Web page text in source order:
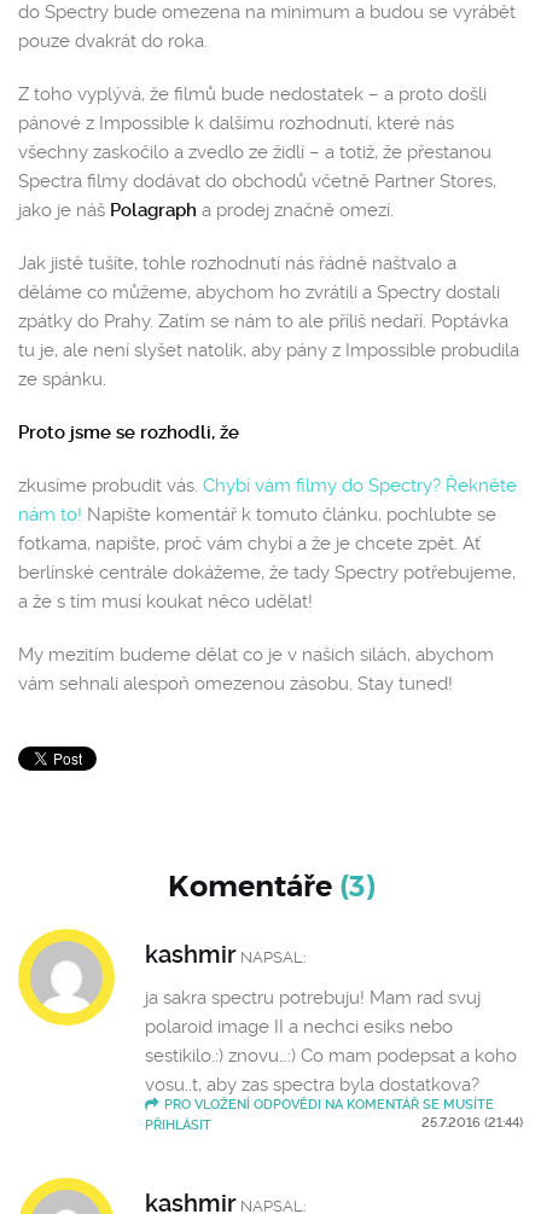
do Spectry bude omezena na minimum a budou se vyrábět
pouze dvakrát do roka.
Z toho vyplývá, že filmů bude nedostatek – a proto došli
pánové z Impossible k dalšímu rozhodnutí, které nás
všechny zaskočilo a zvedlo ze židlí – a totiž, že přestanou
Spectra filmy dodávat do obchodů včetně Partner Stores,
jako je náš Polagraph a prodej značně omezí.
Jak jistě tušíte, tohle rozhodnutí nás řádně naštvalo a
děláme co můžeme, abychom ho zvrátili a Spectry dostali
zpátky do Prahy. Zatím se nám to ale příliš nedaří. Poptávka
tu je, ale není slyšet natolik, aby pány z Impossible probudila
ze spánku.
Proto jsme se rozhodli, že
zkusíme probudit vás. Chybí vám filmy do Spectry? Řekněte
nám to! Napište komentář k tomuto článku, pochlubte se
fotkama, napište, proč vám chybí a že je chcete zpět. Ať
berlínské centrále dokážeme, že tady Spectry potřebujeme,
a že s tím musí koukat něco udělat!
My mezitím budeme dělat co je v našich silách, abychom
vám sehnali alespoň omezenou zásobu. Stay tuned!
Komentáře (3)
kashmir NAPSAL:
25.7.2016 (21:44)
ja sakra spectru potrebuju! Mam rad svuj
polaroid image II a nechci esiks nebo
sestikilo.:) znovu…:) Co mam podepsat a koho
vosu..t, aby zas spectra byla dostatkova?
PRO VLOŽENÍ ODPOVĚDI NA KOMENTÁŘ SE MUSÍTE
PŘIHLÁSIT
kashmir NAPSAL: